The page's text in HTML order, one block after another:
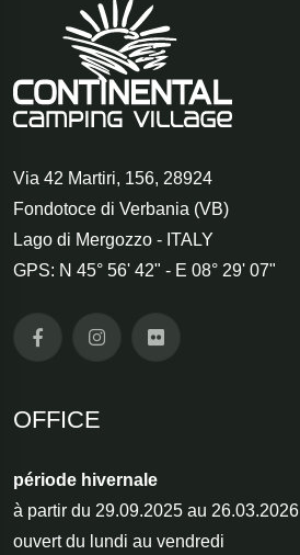
Via 42 Martiri, 156, 28924
Fondotoce di Verbania (VB)
Lago di Mergozzo - ITALY
GPS: N 45° 56' 42" - E 08° 29' 07"
OFFICE
période hivernale
à partir du 29.09.2025 au 26.03.2026
ouvert du lundi au vendredi